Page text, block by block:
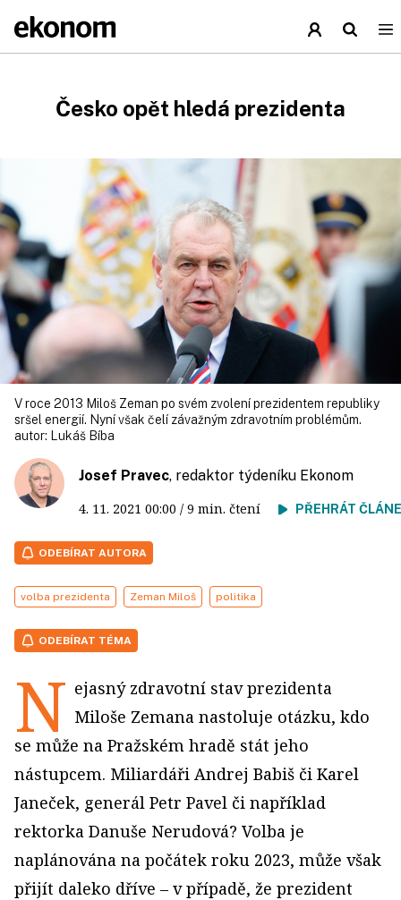
Česko opět hledá prezidenta
V roce 2013 Miloš Zeman po svém zvolení prezidentem republiky
sršel energií. Nyní však čelí závažným zdravotním problémům.
autor:
Lukáš Bíba
Josef Pravec, redaktor týdeníku Ekonom
4. 11. 2021 00:00 / 9 min. čtení PŘEHRÁT
ODEBÍRAT AUTORA
volba prezidenta Zeman Miloš politika
ODEBÍRAT TÉMA
N ejasný zdravotní stav prezidenta
Miloše Zemana nastoluje otázku, kdo
se může na Pražském hradě stát jeho
nástupcem. Miliardáři Andrej Babiš či Karel
Janeček, generál Petr Pavel či například
rektorka Danuše Nerudová? Volba je
naplánována na počátek roku 2023, může však
přijít daleko dříve – v případě, že prezident